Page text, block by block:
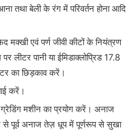
तथा बेली के रंग में परिवर्तन होना आदि
मक्खी एवं पर्ण जीवी कीटों के नियंत्रण
लीटर पानी या ईमिडाक्लोप्रिड 17.8
का छिड़काव करें।
करें।
मशीन का प्रयोग करें। अनाज
से पूर्व अनाज तेज़ धूप में पूर्णरूप से सुखा